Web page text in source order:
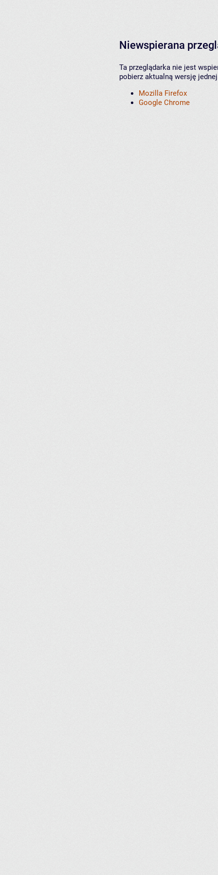
Niewspierana
Ta przeglądarka nie jest
pobierz aktualną wersję
Mozilla Firefox
Google Chrome